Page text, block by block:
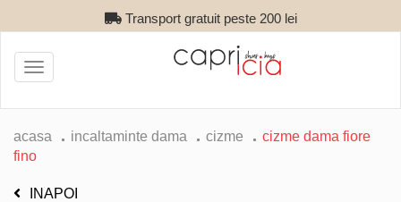
Transport gratuit peste 200 lei
Toggle
navigation
acasa incaltaminte dama cizme
cizme dama fiore
fino
INAPOI